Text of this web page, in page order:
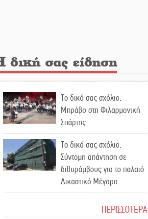
Κλήρωσε για τον Αστέρα
Οδύνη στην Απιδιά για τον
χαμό της 29χρονης Ελένης
σε τροχαίο
«Σφραγίδα» έργου και
απολογισμού στο
Παναρκαδικό από τον Κυρ.
Διαμαντάκο
Μια «χρυσή» ελαιοκομική
δική σας είδηση
Το δικό σας σχόλιο:
Μπράβο στη Φιλαρμονική
Σπάρτης
Το δικό σας σχόλιο:
Σύντομη απάντηση σε
διθυράμβους για το παλαιό
Δικαστικό Μέγαρο
Το δικό σας σχόλιο: Ιερή
ΠΕΡΙΣΣΟΤΕΡΑ